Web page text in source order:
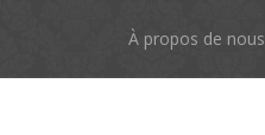
À propos de nous